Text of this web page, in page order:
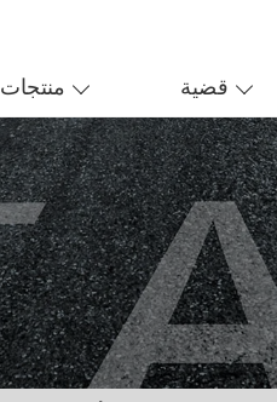
منتجات قضية